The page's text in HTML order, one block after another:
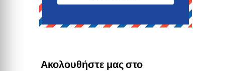
Ακολουθήστε μας στο